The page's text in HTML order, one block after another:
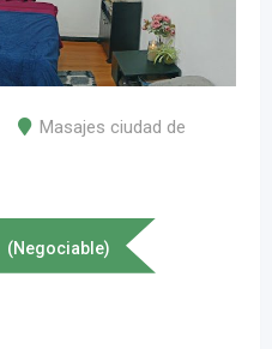
Masajes ciudad de
(Negociable)